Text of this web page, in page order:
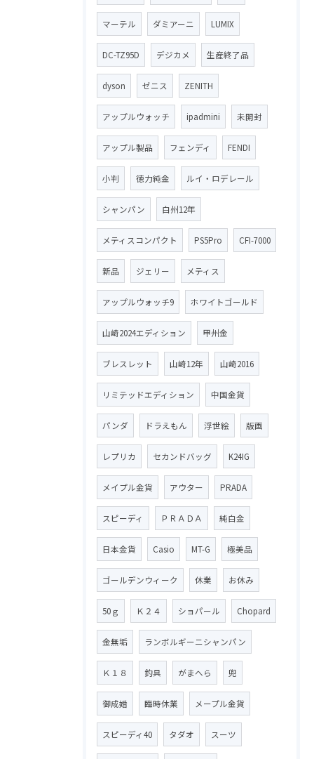
マーテル ダミアーニ LUMIX
DC-TZ95D デジカメ 生産終了品
dyson ゼニス ZENITH
アップルウォッチ ipadmini 未開封
アップル製品 フェンディ FENDI
小判 徳力純金 ルイ・ロデレール
シャンパン 白州12年
メティスコンパクト PS5Pro CFI-7000
新品 ジェリー メティス
アップルウォッチ9 ホワイトゴールド
山崎2024エディション 甲州金
ブレスレット 山崎12年 山崎2016
リミテッドエディション 中国金貨
パンダ ドラえもん 浮世絵 版画
レプリカ セカンドバッグ K24IG
メイプル金貨 アウター PRADA
スピーディ ＰＲＡＤＡ 純白金
日本金貨 Casio MT-G 極美品
ゴールデンウィーク 休業 お休み
50ｇ Ｋ２４ ショパール Chopard
金無垢 ランボルギーニシャンパン
Ｋ１８ 釣具 がまへら 兜
御成婚 臨時休業 メープル金貨
スピーディ40 タダオ スーツ